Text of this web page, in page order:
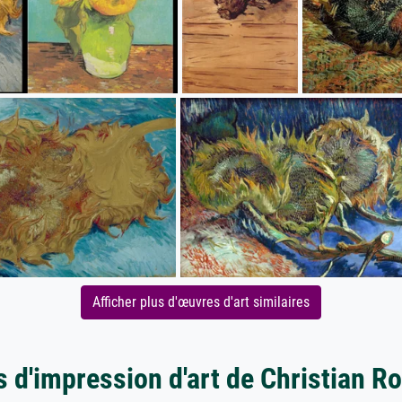
Afficher plus d'œuvres d'art similaires
d'impression d'art de Christian